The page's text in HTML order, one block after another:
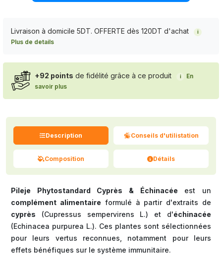
Livraison à domicile 5DT. OFFERTE dès 120DT d'achat i
Plus de details
+92 points de fidélité grâce à ce produit i
En
savoir plus
Description Conseils d'utilistation
Composition Détails
Pileje Phytostandard Cyprès & Échinacée est un
complément alimentaire formulé à partir d'extraits de
cyprès (Cupressus sempervirens L.) et d'échinacée
(Echinacea purpurea L.). Ces plantes sont sélectionnées
pour leurs vertus reconnues, notamment pour leurs
effets bénéfiques sur le système immunitaire.